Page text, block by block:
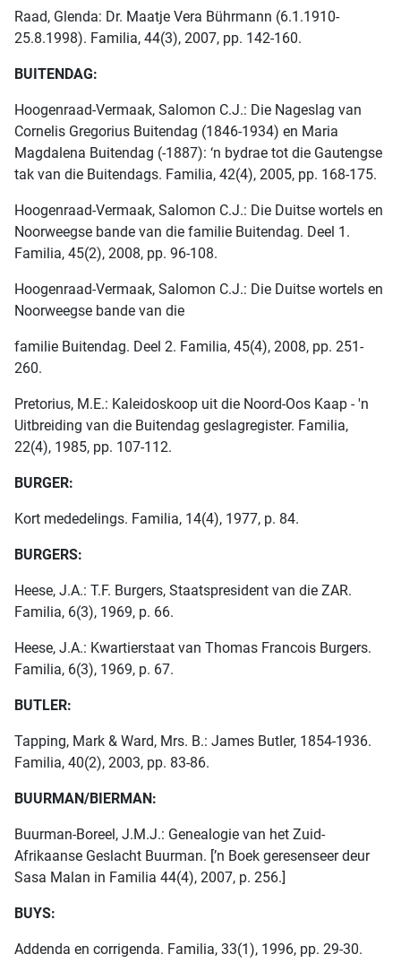
Raad, Glenda: Dr. Maatje Vera Bührmann (6.1.1910-
25.8.1998). Familia, 44(3), 2007, pp. 142-160.
BUITENDAG:
Hoogenraad-Vermaak, Salomon C.J.: Die Nageslag van
Cornelis Gregorius Buitendag (1846-1934) en Maria
Magdalena Buitendag (-1887): ‘n bydrae tot die Gautengse
tak van die Buitendags. Familia, 42(4), 2005, pp. 168-175.
Hoogenraad-Vermaak, Salomon C.J.: Die Duitse wortels en
Noorweegse bande van die familie Buitendag. Deel 1.
Familia, 45(2), 2008, pp. 96-108.
Hoogenraad-Vermaak, Salomon C.J.: Die Duitse wortels en
Noorweegse bande van die
familie Buitendag. Deel 2. Familia, 45(4), 2008, pp. 251-
260.
Pretorius, M.E.: Kaleidoskoop uit die Noord-Oos Kaap - 'n
Uitbreiding van die Buitendag geslagregister. Familia,
22(4), 1985, pp. 107-112.
BURGER:
Kort mededelings. Familia, 14(4), 1977, p. 84.
BURGERS:
Heese, J.A.: T.F. Burgers, Staatspresident van die ZAR.
Familia, 6(3), 1969, p. 66.
Heese, J.A.: Kwartierstaat van Thomas Francois Burgers.
Familia, 6(3), 1969, p. 67.
BUTLER:
Tapping, Mark & Ward, Mrs. B.: James Butler, 1854-1936.
Familia, 40(2), 2003, pp. 83-86.
BUURMAN/BIERMAN:
Buurman-Boreel, J.M.J.: Genealogie van het Zuid-
Afrikaanse Geslacht Buurman. [’n Boek geresenseer deur
Sasa Malan in Familia 44(4), 2007, p. 256.]
BUYS:
Addenda en corrigenda. Familia, 33(1), 1996, pp. 29-30.